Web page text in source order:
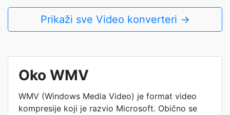
Prikaži sve Video konverteri →
Oko WMV
WMV (Windows Media Video) je format video
kompresije koji je razvio Microsoft. Obično se